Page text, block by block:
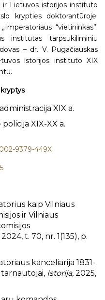
Lietuvos istorijos instituto
krypties doktorantūroje.
“vietininkas”:
institutas tarpsukiliminiu
– dr. V. Pugačiauskas
istorijos instituto XIX
XIX a.
XIX-XX a.
9379-449X
kaip Vilniaus
ir Vilniaus
2024, t. 70, nr. 1(135), p.
kanceliarija 1831-
Istorija, 2025,